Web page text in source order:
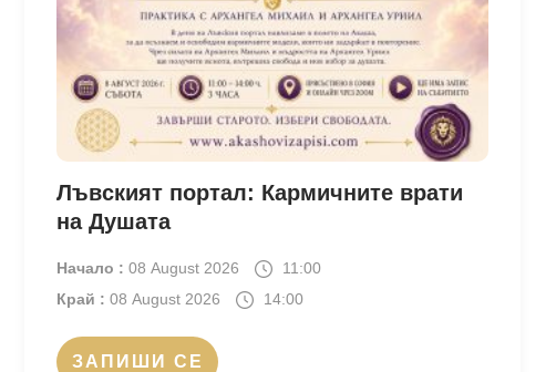
Лъвският портал: Кармичните врати
на Душата
Начало : 08 August 2026
11:00
Край : 08 August 2026 14:00
ЗАПИШИ СЕ